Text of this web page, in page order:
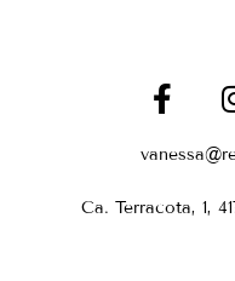
Ca. Terracota, 1,